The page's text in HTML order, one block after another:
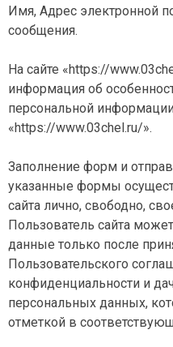
Имя, Адрес электронной
сообщения.
На сайте «https://
информация об
персональной
«https://www.03chel.ru/».
Заполнение форм и
указанные формы
сайта лично, свободно,
Пользователь сайта
данные только после
Пользовательского
конфиденциальности и
персональных данных,
отметкой в